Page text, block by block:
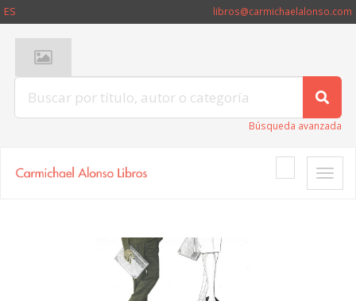
ES libros@carmichaelalonso.com
Búsqueda avanzada
Toggle